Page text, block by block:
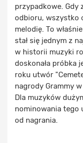
przypadkowe. Gdy
odbioru, wszystko
melodię. To
stał się jednym z
w historii muzyki
doskonała próbka
roku utwór
nagrody Grammy
Dla muzyków
nominowania tego
od nagrania.